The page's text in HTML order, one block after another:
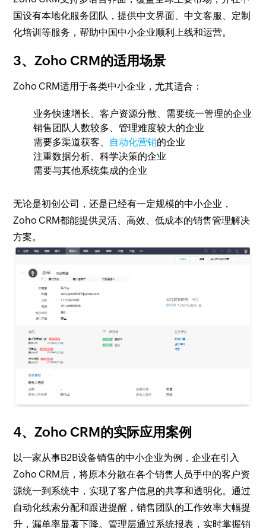
国设有本地化服务团队，提供中文界面、中文客服、定制
化培训等服务，帮助中国中小企业顺利上线和运营。
3、Zoho CRM的适用场景
Zoho CRM适用于各类中小企业，尤其适合：
业务快速增长、客户资源分散、需要统一管理的企业
销售团队人数较多、管理难度较大的企业
需要多渠道获客、 自动化营销的企业
注重数据分析、科学决策的企业
需要与其他系统集成的企业
无论是初创公司，还是已经有一定规模的中小企业，
Zoho CRM都能提供灵活、高效、低成本的销售管理解决
方案。
4、Zoho CRM的实际应用案例
以一家从事B2B设备销售的中小企业为例，企业在引入
Zoho CRM后，将原本分散在各个销售人员手中的客户资
源统一到系统中，实现了客户信息的共享和透明化。通过
自动化线索分配和跟进提醒，销售团队的工作效率大幅提
升，漏单率显著下降。管理层通过系统报表，实时掌握销